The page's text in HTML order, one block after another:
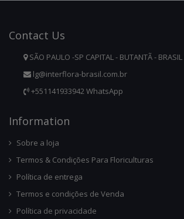
Contact Us
SÃO PAULO -SP CAPITAL - BUTANTÃ -
lg@interflora-brasil.com.br
+551141933942 WhatsApp
InforMation
Sobre a loja
Termos & Condições Para Floriculturas
Política de entrega
Termos e condições de Venda
Política de privacidade